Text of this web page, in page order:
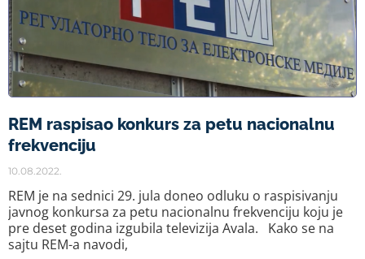
REM raspisao konkurs za petu nacionalnu
frekvenciju
10.08.2022.
REM je na sednici 29. jula doneo odluku o raspisivanju
javnog konkursa za petu nacionalnu frekvenciju koju je
pre deset godina izgubila televizija Avala. Kako se na
sajtu REM-a navodi,